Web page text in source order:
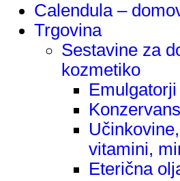
Calendula –
Trgovina
Sestavine za
kozmetiko
vitamini,
Eterična